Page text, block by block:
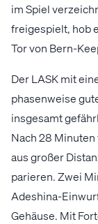
im Spiel
freigespielt, hob
Tor von Bern-
Der LASK mit
phasenweise
insgesamt
Nach 28
aus großer
parieren. Zwei
Adeshina-
Gehäuse. Mit